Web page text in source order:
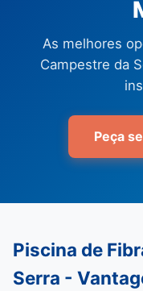
As melhores
Campestre da
Peça
Piscina de
Serra -